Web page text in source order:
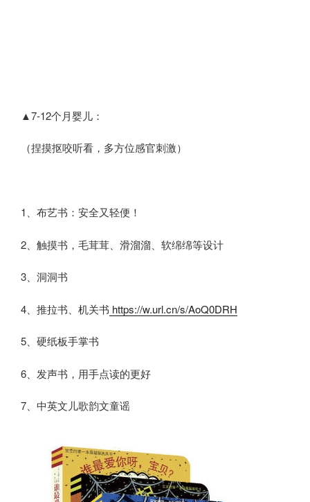
▲7-12个月婴儿：
（捏摸抠咬听看，多方位感官刺激）
1、布艺书：安全又轻便！
2、触摸书，毛茸茸、滑溜溜、软绵绵等设计
3、洞洞书
4、推拉书、机关书 https://w.url.cn/s/AoQ0DRH
5、硬纸板手掌书
6、发声书，用手点读的更好
7、中英文儿歌韵文童谣